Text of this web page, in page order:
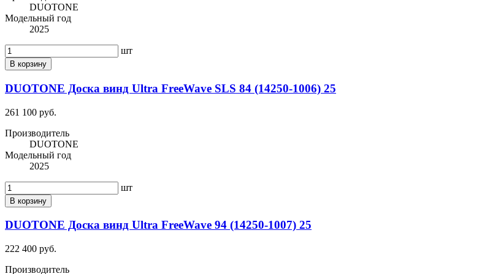
DUOTONE
Модельный год
2025
шт
В корзину
DUOTONE Доска винд Ultra FreeWave SLS 84 (14250-1006) 25
261 100 руб.
Производитель
DUOTONE
Модельный год
2025
шт
В корзину
DUOTONE Доска винд Ultra FreeWave 94 (14250-1007) 25
222 400 руб.
Производитель